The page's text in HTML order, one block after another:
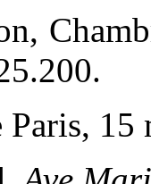
Paris,